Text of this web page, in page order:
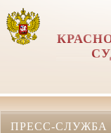
ПРЕСС-СЛУЖБА